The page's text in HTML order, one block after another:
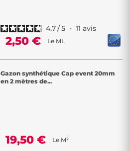
4.7/5 - 11 avis
2,50 € Le ML
Gazon synthétique Cap event 20mm
en 2 mètres de...
19,50 € Le M²